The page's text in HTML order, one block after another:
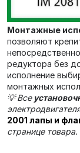
Монтажные
позволяют
редуктора без
исполнение
монтажных
💡 Все
2001 лапы и
странице товара.